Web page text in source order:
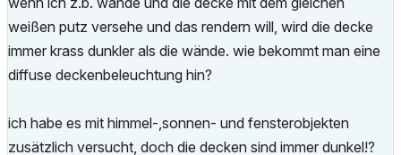
weißen putz versehe und das rendern will, wird die decke
immer krass dunkler als die wände. wie bekommt man eine
diffuse deckenbeleuchtung hin?
ich habe es mit himmel-,sonnen- und fensterobjekten
zusätzlich versucht, doch die decken sind immer dunkel!?